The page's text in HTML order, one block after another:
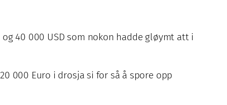
40 000 USD som nokon hadde gløymt att i
000 Euro i drosja si for så å spore opp